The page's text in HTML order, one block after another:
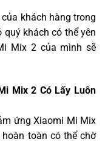
khách hàng trong
khách có thể yên
Mix 2 của mình sẽ
Mix 2 Có Lấy Luôn
ứng Xiaomi Mi Mix
toàn có thể chờ